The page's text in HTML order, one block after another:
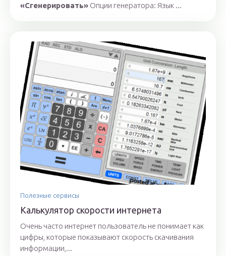
«Сгенерировать» Опции генератора: Язык ...
Полезные сервисы
Калькулятор скорости интернета
Очень часто интернет пользователь не понимает как
цифры, которые показывают скорость скачивания
информации,...